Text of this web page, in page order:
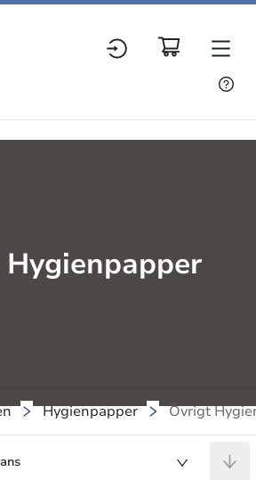
Hygienpapper Övrigt